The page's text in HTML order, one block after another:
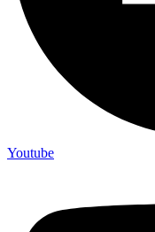
Youtube